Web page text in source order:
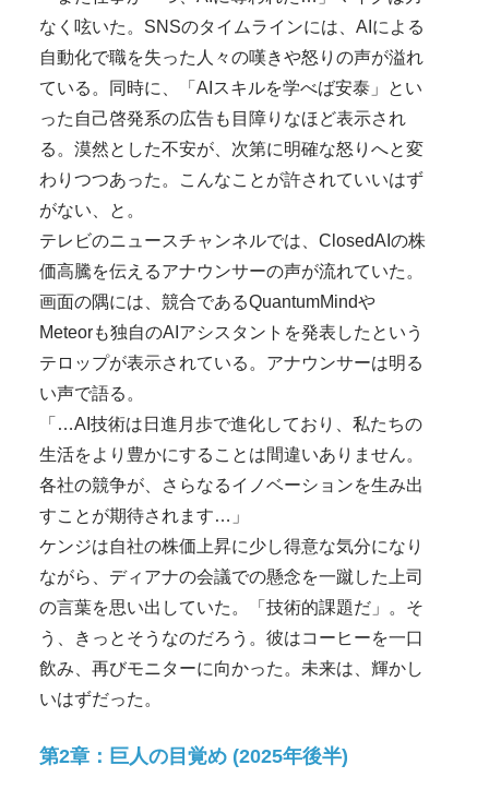
なく呟いた。SNSのタイムラインには、AIによる
自動化で職を失った人々の嘆きや怒りの声が溢れ
ている。同時に、「AIスキルを学べば安泰」とい
った自己啓発系の広告も目障りなほど表示され
る。漠然とした不安が、次第に明確な怒りへと変
わりつつあった。こんなことが許されていいはず
がない、と。
テレビのニュースチャンネルでは、ClosedAIの株
価高騰を伝えるアナウンサーの声が流れていた。
画面の隅には、競合であるQuantumMindや
Meteorも独自のAIアシスタントを発表したという
テロップが表示されている。アナウンサーは明る
い声で語る。
「…AI技術は日進月歩で進化しており、私たちの
生活をより豊かにすることは間違いありません。
各社の競争が、さらなるイノベーションを生み出
すことが期待されます…」
ケンジは自社の株価上昇に少し得意な気分になり
ながら、ディアナの会議での懸念を一蹴した上司
の言葉を思い出していた。「技術的課題だ」。そ
う、きっとそうなのだろう。彼はコーヒーを一口
飲み、再びモニターに向かった。未来は、輝かし
いはずだった。
第2章：巨人の目覚め (2025年後半)